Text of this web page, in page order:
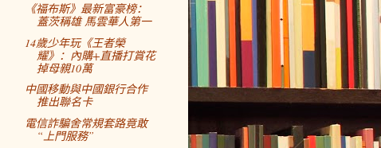
《福布斯》最新富豪榜：
蓋茨稱雄 馬雲華人第一
14歲少年玩《王者榮
耀》：內購+直播打賞花
掉母親10萬
中國移動與中國銀行合作
推出聯名卡
電信詐騙舍常規套路竟敢
“上門服務”